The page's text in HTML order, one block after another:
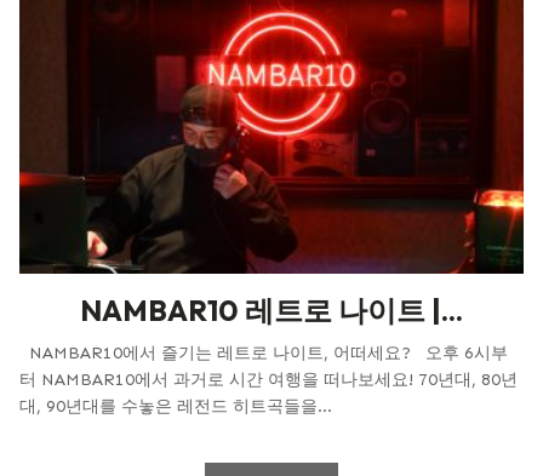
NAMBAR10 레트로 나이트 |...
NAMBAR10에서 즐기는 레트로 나이트, 어떠세요? 오후 6시부
터 NAMBAR10에서 과거로 시간 여행을 떠나보세요! 70년대, 80년
대, 90년대를 수놓은 레전드 히트곡들을...